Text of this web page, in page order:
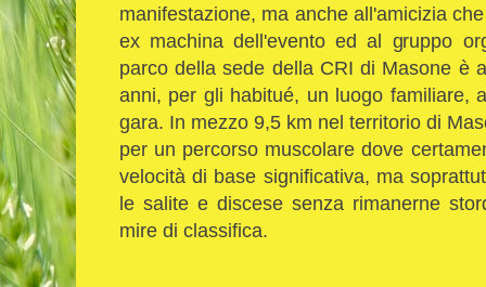
manifestazione, ma anche all'amicizia
ex machina dell'evento ed al gruppo
parco della sede della CRI di Masone è
anni, per gli habitué, un luogo familiare,
gara. In mezzo 9,5 km nel territorio di
per un percorso muscolare dove
velocità di base significativa, ma
le salite e discese senza rimanerne
mire di classifica.